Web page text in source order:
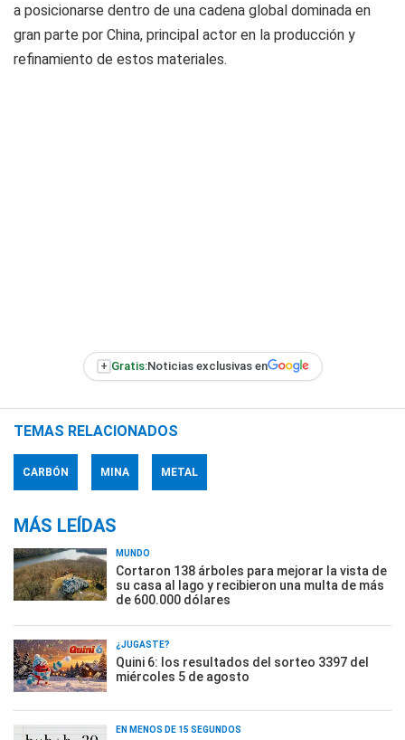
a posicionarse dentro de una cadena global dominada en
gran parte por China, principal actor en la producción y
refinamiento de estos materiales.
+ Gratis:Noticias exclusivas en
TEMAS RELACIONADOS
CARBÓN MINA METAL
MÁS LEÍDAS
MUNDO
Cortaron 138 árboles para mejorar la vista de
su casa al lago y recibieron una multa de más
de 600.000 dólares
¿JUGASTE?
Quini 6: los resultados del sorteo 3397 del
miércoles 5 de agosto
EN MENOS DE 15 SEGUNDOS